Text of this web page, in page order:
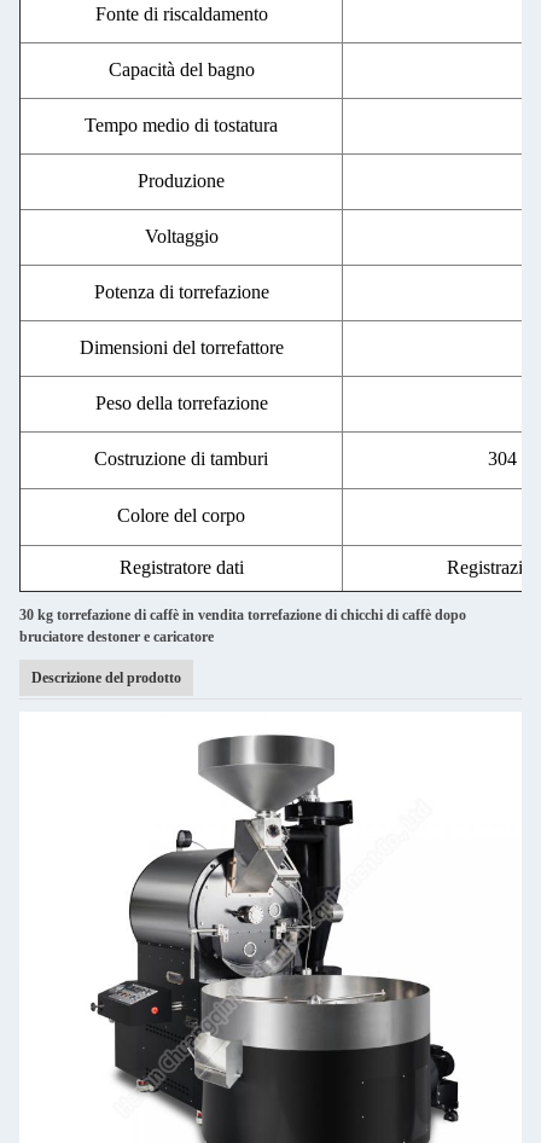
Fonte di riscaldamento
Capacità del bagno
Tempo medio di tostatura
Produzione
Voltaggio
Potenza di torrefazione
Dimensioni del torrefattore
Peso della torrefazione
Costruzione di tamburi 304
Colore del corpo
Registratore dati
30 kg torrefazione di caffè in vendita torrefazione di chicchi di caffè dopo
bruciatore destoner e caricatore
Descrizione del prodotto